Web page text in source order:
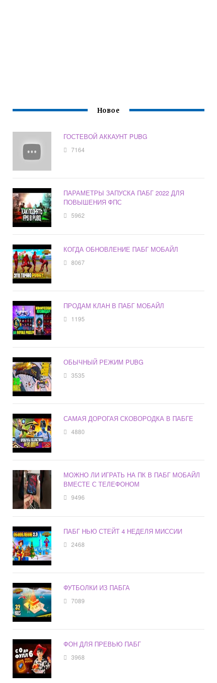
Новое
ГОСТЕВОЙ АККАУНТ PUBG
7164
ПАРАМЕТРЫ ЗАПУСКА ПАБГ 2022 ДЛЯ
ПОВЫШЕНИЯ ФПС
5962
КОГДА ОБНОВЛЕНИЕ ПАБГ МОБАЙЛ
8067
ПРОДАМ КЛАН В ПАБГ МОБАЙЛ
1195
ОБЫЧНЫЙ РЕЖИМ PUBG
3535
САМАЯ ДОРОГАЯ СКОВОРОДКА В ПАБГЕ
4880
МОЖНО ЛИ ИГРАТЬ НА ПК В ПАБГ МОБАЙЛ
ВМЕСТЕ С ТЕЛЕФОНОМ
9496
ПАБГ НЬЮ СТЕЙТ 4 НЕДЕЛЯ МИССИИ
2468
ФУТБОЛКИ ИЗ ПАБГА
7089
ФОН ДЛЯ ПРЕВЬЮ ПАБГ
3968